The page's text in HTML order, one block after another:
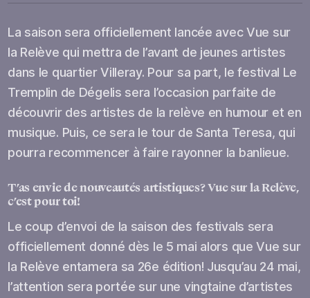
La saison sera officiellement lancée avec Vue sur
la Relève qui mettra de l’avant de jeunes artistes
dans le quartier Villeray. Pour sa part, le festival Le
Tremplin de Dégelis sera l’occasion parfaite de
découvrir des artistes de la relève en humour et en
musique. Puis, ce sera le tour de Santa Teresa, qui
pourra recommencer à faire rayonner la banlieue.
T’as envie de nouveautés artistiques? Vue sur la Relève,
c’est pour toi!
Le coup d’envoi de la saison des festivals sera
officiellement donné dès le 5 mai alors que Vue sur
la Relève entamera sa 26e édition! Jusqu’au 24 mai,
l’attention sera portée sur une vingtaine d’artistes